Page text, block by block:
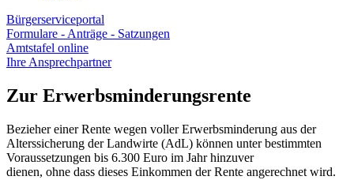
Bürgerserviceportal
Formulare - Anträge - Satzungen
Amtstafel online
Ihre Ansprechpartner
Zur Erwerbsminderungsrente
Bezieher einer Rente wegen voller Erwerbsminderung aus der
Alterssicherung der Landwirte (AdL) können unter bestimmten
Voraussetzungen bis 6.300 Euro im Jahr hinzuver
dienen, ohne dass dieses Einkommen der Rente angerechnet wird.